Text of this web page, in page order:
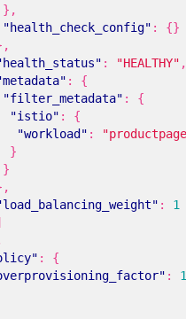
},
"health_check_config" :
{}
: "HEALTHY" ,
:
{
"filter_metadata" :
{
"istio" :
{
"workload" :
}
}
:
1
:
{
: